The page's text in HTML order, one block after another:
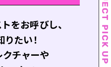
をお呼びし、
りたい！
クチャーや